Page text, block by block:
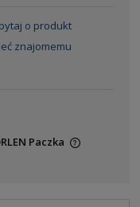
o produkt
znajomemu
Paczka